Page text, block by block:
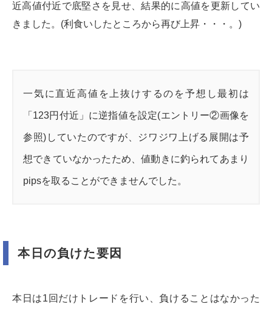
近高値付近で底堅さを見せ、結果的に高値を更新してい
きました。(利食いしたところから再び上昇・・・。)
一気に直近高値を上抜けするのを予想し最初は
「123円付近」に逆指値を設定(エントリー②画像を
参照)していたのですが、ジワジワ上げる展開は予
想できていなかったため、値動きに釣られてあまり
pipsを取ることができませんでした。
本日の負けた要因
本日は1回だけトレードを行い、負けることはなかった